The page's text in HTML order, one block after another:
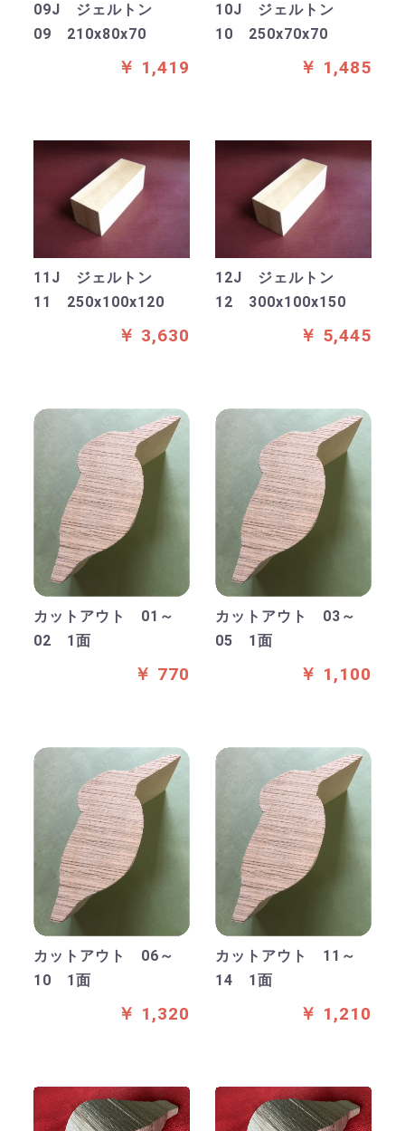
09J ジェルトン
09 210x80x70
￥ 1,419
10J ジェルトン
10 250x70x70
￥ 1,485
11J ジェルトン
11 250x100x120
￥ 3,630
12J ジェルトン
12 300x100x150
￥ 5,445
カットアウト 01～
02 1面
￥ 770
カットアウト 03～
05 1面
￥ 1,100
カットアウト 06～
10 1面
￥ 1,320
カットアウト 11～
14 1面
￥ 1,210